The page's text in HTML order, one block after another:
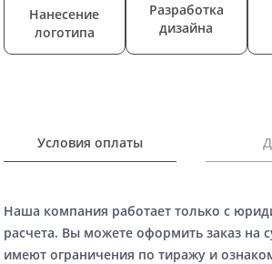
Нанесение
логотипа
Разработка
дизайна
Условия оплаты
Наша компания работает только с
расчета. Вы можете оформить заказ на
имеют ограничения по тиражу и